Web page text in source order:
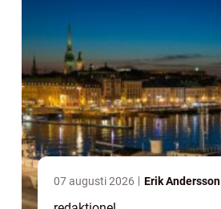
07 augusti 2026 Erik Andersson